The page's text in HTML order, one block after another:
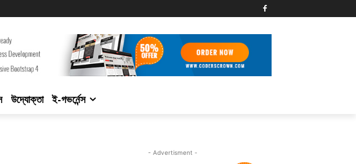
উদ্যোক্তা ই-গভর্নেন্স
- Advertisment -